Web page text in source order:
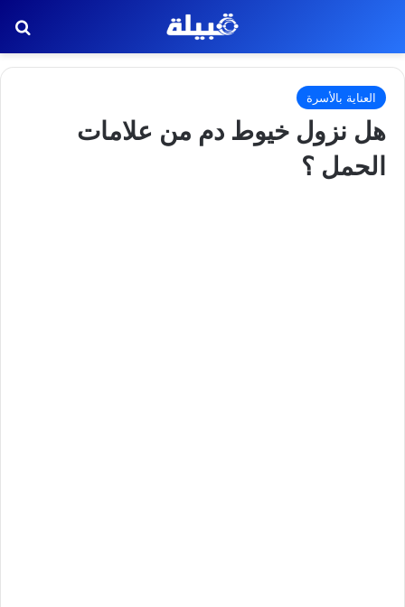
العناية بالأسرة
هل نزول خيوط دم من علامات
الحمل ؟